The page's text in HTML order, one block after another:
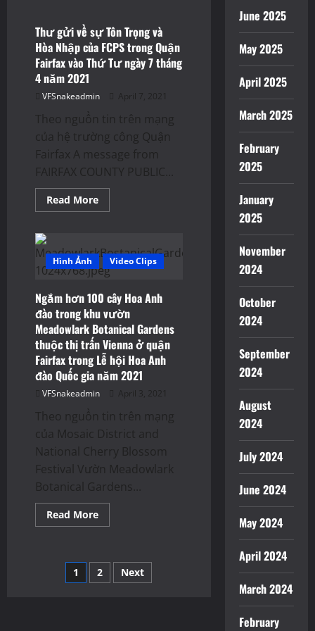
Hòa
Virginia
vào
đúng
buổi
Bảy
10
tháng
4
năm
2021
Trong
Tuần
của
FCPS
trong
vào
Tư
ngày
7
tháng
4
năm
2021
Thư gửi về sự Tôn Trọng và
Hòa Nhập của FCPS trong Quận
Fairfax vào Thứ Tư ngày 7 tháng
4 năm 2021
VFSnakeadmin April 7, 2021
Theo nguồn tin trên mạng
của hệ trường công Quận
Fairfax A message from
FAIRFAX COUNTY PUBLIC...
Read MoreRead
more
về
sự
Tôn
Trọng
Hòa
Nhập
của
FCPS
trong
Quận
Fairfax
vào
Thứ
ngày
tháng
năm
Hình Ảnh Video Clips
Ngắm hơn 100 cây Hoa Anh
đào trong khu vườn
Meadowlark Botanical Gardens
thuộc thị trấn Vienna ở quận
Fairfax trong Lễ hội Hoa Anh
đào Quốc gia năm 2021
VFSnakeadmin April 3, 2021
Theo nguồn tin trên mạng
của Mosaic District and
National Cherry Blossom
Festival Vườn Meadowlark
Botanical Gardens...
Read MoreRead
more
100
cây
Hoa
Posts
1 2 Next
June 2025
May 2025
April 2025
March 2025
February
2025
January
2025
November
2024
October
2024
September
2024
August
2024
July 2024
June 2024
May 2024
April 2024
March 2024
February